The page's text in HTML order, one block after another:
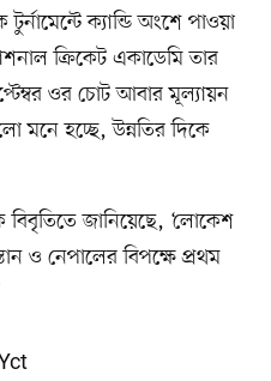
ক্যান্ডি অংশে পাওয়া
ক্রিকেট একাডেমি তার
ওর চোট আবার মূল্যায়ন
মনে হচ্ছে, উন্নতির দিকে
জানিয়েছে, ‘লোকেশ
ও নেপালের বিপক্ষে প্রথম